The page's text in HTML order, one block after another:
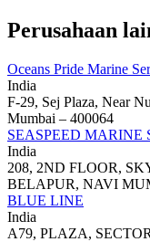
Perusahaan
Oceans Pride Marine
India
F-29, Sej Plaza, Near
Mumbai – 400064
SEASPEED MARINE
India
208, 2ND FLOOR,
BELAPUR, NAVI
BLUE LINE
India
A79, PLAZA,